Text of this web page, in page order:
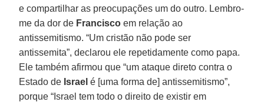
e compartilhar as preocupações um do outro. Lembro-
me da dor de Francisco em relação ao
antissemitismo. “Um cristão não pode ser
antissemita”, declarou ele repetidamente como papa.
Ele também afirmou que “um ataque direto contra o
Estado de Israel é [uma forma de] antissemitismo”,
porque “Israel tem todo o direito de existir em